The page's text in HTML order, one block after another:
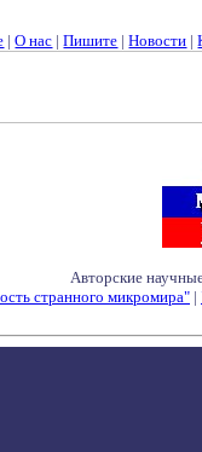
|О нас |Пишите |Новости |
Авторские
странного микромира" |